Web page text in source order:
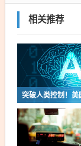
相关推荐